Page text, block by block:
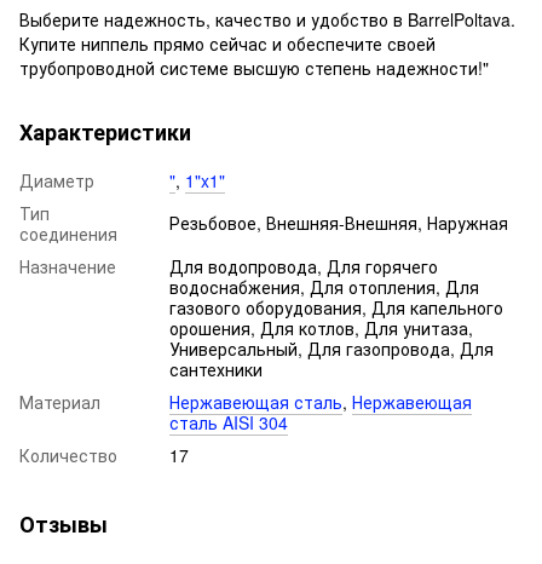
Выберите надежность, качество и удобство в BarrelPoltava.
Купите ниппель прямо сейчас и обеспечите своей
трубопроводной системе высшую степень надежности!"
Характеристики
Диаметр ", 1"x1"
Тип
соединения
Резьбовое, Внешняя-Внешняя, Наружная
Назначение
Для водопровода, Для горячего
водоснабжения, Для отопления, Для
газового оборудования, Для капельного
орошения, Для котлов, Для унитаза,
Универсальный, Для газопровода, Для
сантехники
Материал
Нержавеющая сталь, Нержавеющая
сталь AISI 304
Количество
17
Отзывы